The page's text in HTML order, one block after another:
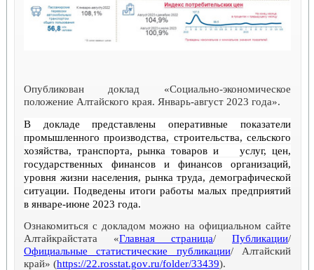
Опубликован доклад «Социально-экономическое
положение Алтайского края. Январь-август 2023 года».
В докладе представлены оперативные показатели
промышленного производства, строительства, сельского
хозяйства, транспорта, рынка товаров и услуг, цен,
государственных финансов и финансов организаций,
уровня жизни населения, рынка труда, демографической
ситуации. Подведены итоги работы малых предприятий
в январе-июне 2023 года.
Ознакомиться с докладом можно на официальном сайте
Алтайкрайстата «Главная страница/ Публикации/
Официальные статистические публикации/ Алтайский
край» (https://22.rosstat.gov.ru/folder/33439).